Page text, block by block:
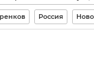
Россия